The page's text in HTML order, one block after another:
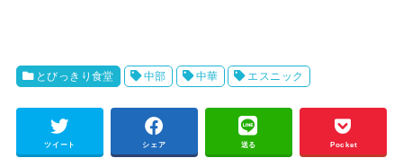
とびっきり食堂 中部 中華 エスニック
ツイート シェア 送る Pocket